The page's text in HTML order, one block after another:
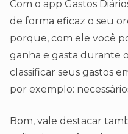
Com o app Gastos
de forma eficaz o seu
porque, com ele você
ganha e gasta durante
classificar seus gastos
por exemplo:
Bom, vale destacar